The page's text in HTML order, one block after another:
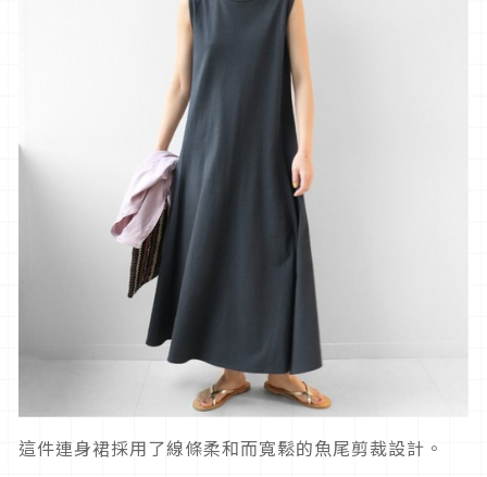
這件連身裙採用了線條柔和而寬鬆的魚尾剪裁設計。